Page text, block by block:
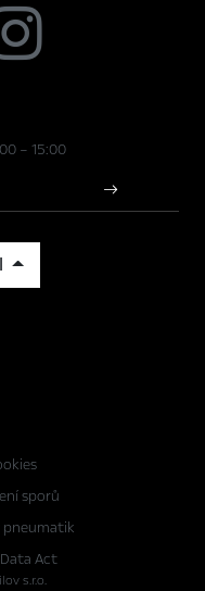
– 15:00
sporů
Act
s.r.o.